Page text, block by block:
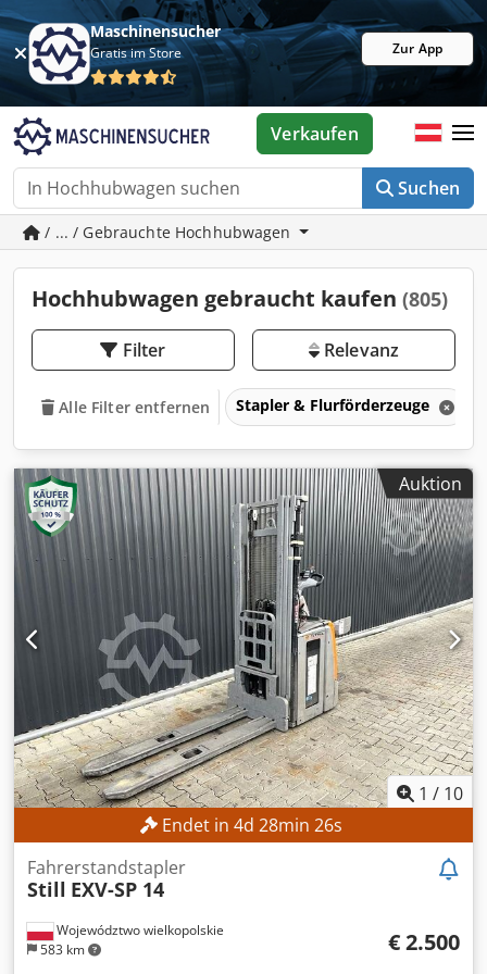
Maschinensucher
Gratis im Store Zur App
Suchen
Verkaufen
/ ... / Gebrauchte Hochhubwagen
Hochhubwagen gebraucht kaufen (805)
Filter Relevanz
Alle Filter entfernen Stapler & Flurförderzeuge
Auktion
1 / 10
Endet in 4d 28min 24s
Województwo wielkopolskie
583 km
Fahrerstandstapler
Still EXV-SP 14
€ 2.500